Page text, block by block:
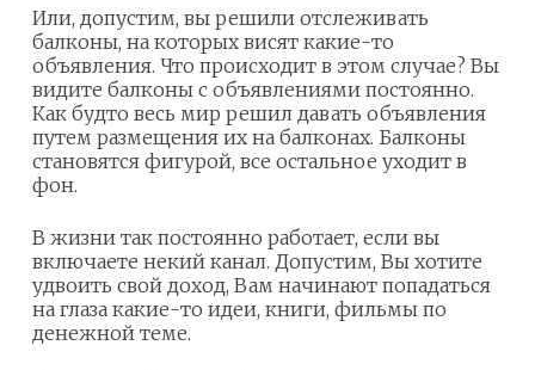
Или, допустим, вы решили отслеживать
балконы, на которых висят какие-то
объявления. Что происходит в этом случае? Вы
видите балконы с объявлениями постоянно.
Как будто весь мир решил давать объявления
путем размещения их на балконах. Балконы
становятся фигурой, все остальное уходит в
фон.
В жизни так постоянно работает, если вы
включаете некий канал. Допустим, Вы хотите
удвоить свой доход, Вам начинают попадаться
на глаза какие-то идеи, книги, фильмы по
денежной теме.